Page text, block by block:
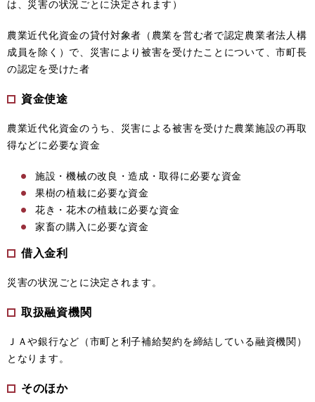
は、災害の状況ごとに決定されます）
農業近代化資金の貸付対象者（農業を営む者で認定農業者法人構
成員を除く）で、災害により被害を受けたことについて、市町長
の認定を受けた者
資金使途
農業近代化資金のうち、災害による被害を受けた農業施設の再取
得などに必要な資金
施設・機械の改良・造成・取得に必要な資金
果樹の植栽に必要な資金
花き・花木の植栽に必要な資金
家畜の購入に必要な資金
借入金利
災害の状況ごとに決定されます。
取扱融資機関
ＪＡや銀行など（市町と利子補給契約を締結している融資機関）
となります。
そのほか